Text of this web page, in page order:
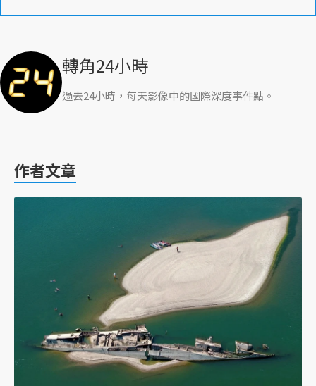
轉角24小時
過去24小時，每天影像中的國際深度事件點。
作者文章